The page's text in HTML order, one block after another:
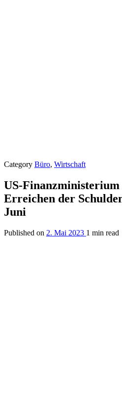
Category Büro, Wirtschaft
US-
Erreichen der
Juni
Published on 2. Mai 2023 1 min read